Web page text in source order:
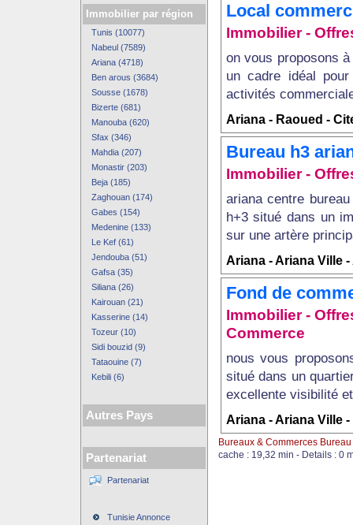
Immobilier par région
Tunis (10077)
Nabeul (7589)
Ariana (4718)
Ben arous (3684)
Sousse (1678)
Bizerte (681)
Manouba (620)
Sfax (346)
Mahdia (207)
Monastir (203)
Beja (185)
Zaghouan (174)
Gabes (154)
Medenine (133)
Le Kef (61)
Jendouba (51)
Gafsa (35)
Siliana (26)
Kairouan (21)
Kasserine (14)
Tozeur (10)
Sidi bouzid (9)
Tataouine (7)
Kebili (6)
Autres Pays
Partenariat
Partenariat
Tunisie Annonce
Local
Immobilier -
on vous proposons
un cadre idéal
activités
Ariana - Raoued -
Bureau h3
Immobilier -
ariana centre
h+3 situé dans un
sur une artère
Ariana - Ariana Ville -
Fond de
Immobilier -
Commerce
nous vous
situé dans un
excellente visibilité
Ariana - Ariana Ville
Bureaux & Commerces
cache : 19,32 min - Details : 0